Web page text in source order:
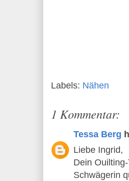
Labels: Nähen
1 Kommentar:
Tessa Berg
Liebe Ingrid,
Dein
Schwägerin